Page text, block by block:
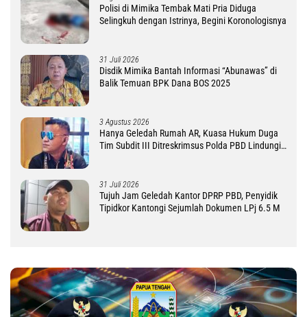
Polisi di Mimika Tembak Mati Pria Diduga
Selingkuh dengan Istrinya, Begini Koronologisnya
31 Juli 2026
Disdik Mimika Bantah Informasi “Abunawas” di
Balik Temuan BPK Dana BOS 2025
3 Agustus 2026
Hanya Geledah Rumah AR, Kuasa Hukum Duga
Tim Subdit III Ditreskrimsus Polda PBD Lindungi
31 Juli 2026
Tujuh Jam Geledah Kantor DPRP PBD, Penyidik
Tipidkor Kantongi Sejumlah Dokumen LPj 6.5 M